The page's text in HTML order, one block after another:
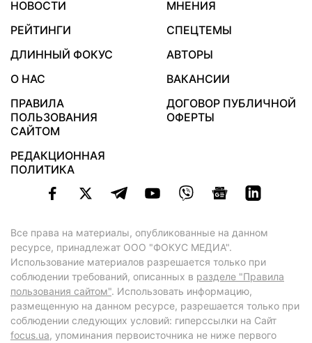
НОВОСТИ
МНЕНИЯ
РЕЙТИНГИ
СПЕЦТЕМЫ
ДЛИННЫЙ ФОКУС
АВТОРЫ
О НАС
ВАКАНСИИ
ПРАВИЛА
ПОЛЬЗОВАНИЯ
САЙТОМ
ДОГОВОР ПУБЛИЧНОЙ
ОФЕРТЫ
РЕДАКЦИОННАЯ
ПОЛИТИКА
Все права на материалы, опубликованные на данном
ресурсе, принадлежат ООО "ФОКУС МЕДИА".
Использование материалов разрешается только при
соблюдении требований, описанных в разделе "Правила
пользования сайтом". Использовать информацию,
размещенную на данном ресурсе, разрешается только при
соблюдении следующих условий: гиперссылки на Сайт
focus.ua, упоминания первоисточника не ниже первого